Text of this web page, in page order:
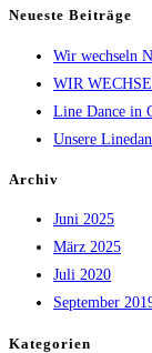
Neueste Beiträge
Wir wechseln
WIR
Line Dance in
Unsere
Archiv
Juni 2025
März 2025
Juli 2020
September
Kategorien